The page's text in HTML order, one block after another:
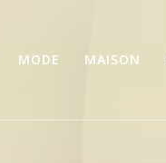
MODE MAISON